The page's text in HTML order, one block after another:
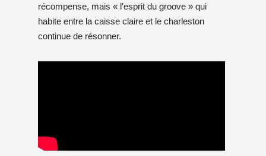
récompense, mais « l’esprit du groove » qui
habite entre la caisse claire et le charleston
continue de résonner.